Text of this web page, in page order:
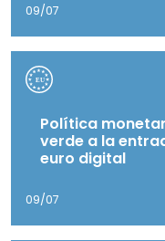
09/07
Política
verde a la
euro digital
09/07